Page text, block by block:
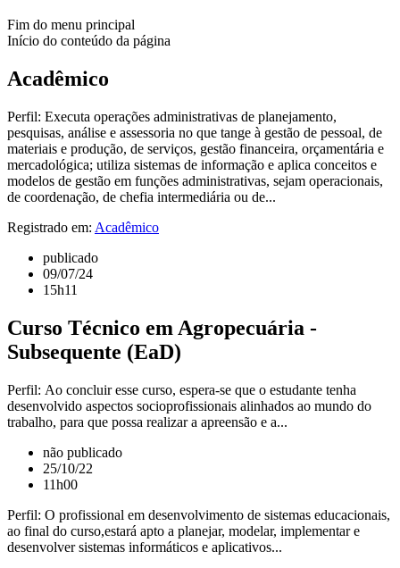
Fim do menu principal
Início do conteúdo da página
Acadêmico
Perfil: Executa operações administrativas de planejamento,
pesquisas, análise e assessoria no que tange à gestão de pessoal, de
materiais e produção, de serviços, gestão financeira, orçamentária e
mercadológica; utiliza sistemas de informação e aplica conceitos e
modelos de gestão em funções administrativas, sejam operacionais,
de coordenação, de chefia intermediária ou de...
Registrado em: Acadêmico
publicado
09/07/24
15h11
Curso Técnico em Agropecuária -
Subsequente (EaD)
Perfil: Ao concluir esse curso, espera-se que o estudante tenha
desenvolvido aspectos socioprofissionais alinhados ao mundo do
trabalho, para que possa realizar a apreensão e a...
não publicado
25/10/22
11h00
Perfil: O profissional em desenvolvimento de sistemas educacionais,
ao final do curso,estará apto a planejar, modelar, implementar e
desenvolver sistemas informáticos e aplicativos...